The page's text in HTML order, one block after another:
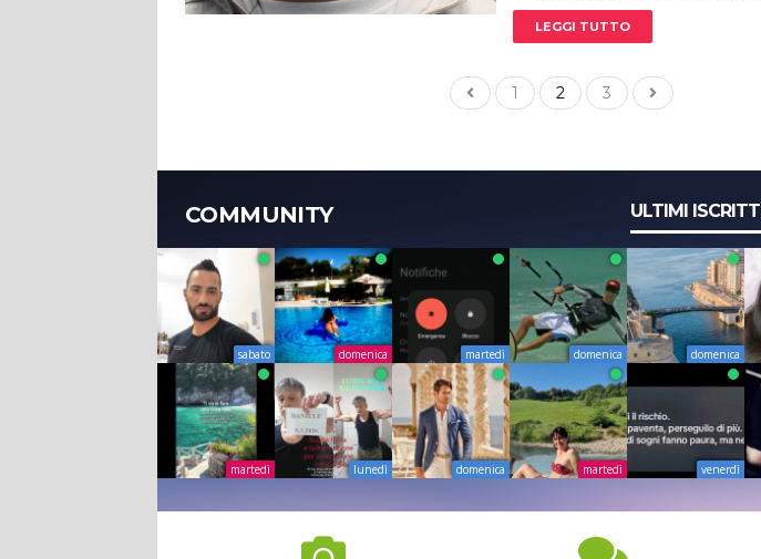
LEGGI TUTTO
1 2 3
COMMUNITY ULTIMI ISCRITTI
sabato domenica martedì domenica domenica
martedì lunedì domenica martedì venerdì